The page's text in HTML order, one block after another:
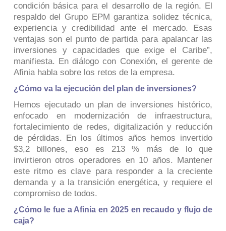
condición básica para el desarrollo de la región. El
respaldo del Grupo EPM garantiza solidez técnica,
experiencia y credibilidad ante el mercado. Esas
ventajas son el punto de partida para apalancar las
inversiones y capacidades que exige el Caribe”,
manifiesta. En diálogo con Conexión, el gerente de
Afinia habla sobre los retos de la empresa.
¿Cómo va la ejecución del plan de inversiones?
Hemos ejecutado un plan de inversiones histórico,
enfocado en modernización de infraestructura,
fortalecimiento de redes, digitalización y reducción
de pérdidas. En los últimos años hemos invertido
$3,2 billones, eso es 213 % más de lo que
invirtieron otros operadores en 10 años. Mantener
este ritmo es clave para responder a la creciente
demanda y a la transición energética, y requiere el
compromiso de todos.
¿Cómo le fue a Afinia en 2025 en recaudo y flujo de
caja?